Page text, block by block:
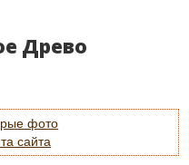
Древо
фото
сайта